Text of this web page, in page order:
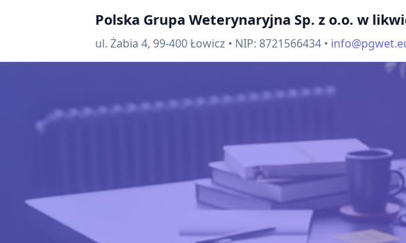
Polska Grupa Weterynaryjna Sp. z o.o. w
ul. Żabia 4, 99-400 Łowicz • NIP: 8721566434 •